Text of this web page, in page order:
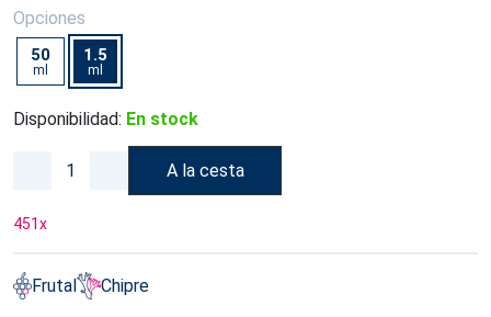
Opciones
50
ml
1.5
ml
Disponibilidad: En stock
A la cesta
451x
Frutal Chipre